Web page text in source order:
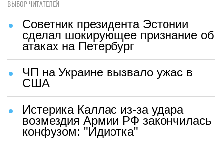
ВЫБОР ЧИТАТЕЛЕЙ
Советник президента Эстонии
сделал шокирующее признание об
атаках на Петербург
ЧП на Украине вызвало ужас в
США
Истерика Каллас из-за удара
возмездия Армии РФ закончилась
конфузом: "Идиотка"